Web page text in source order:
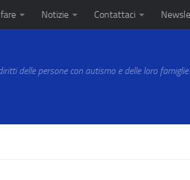
Notizie Contattaci
delle persone con autismo e delle loro famiglie.